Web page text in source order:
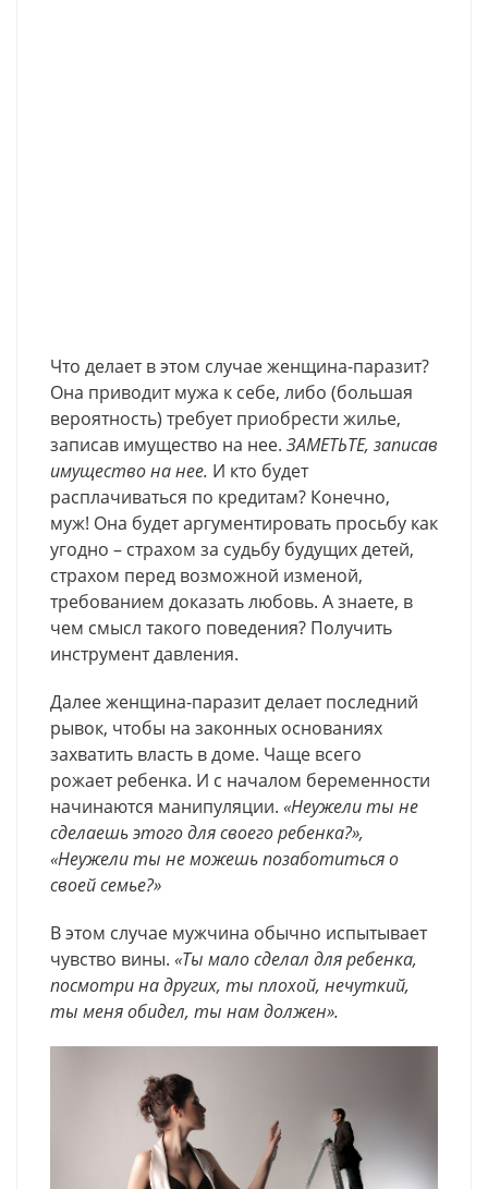
Что делает в этом случае женщина-паразит?
Она приводит мужа к себе, либо (большая
вероятность) требует приобрести жилье,
записав имущество на нее. ЗАМЕТЬТЕ, записав
имущество на нее. И кто будет
расплачиваться по кредитам? Конечно,
муж! Она будет аргументировать просьбу как
угодно – страхом за судьбу будущих детей,
страхом перед возможной изменой,
требованием доказать любовь. А знаете, в
чем смысл такого поведения? Получить
инструмент давления.
Далее женщина-паразит делает последний
рывок, чтобы на законных основаниях
захватить власть в доме. Чаще всего
рожает ребенка. И с началом беременности
начинаются манипуляции. «Неужели ты не
сделаешь этого для своего ребенка?»,
«Неужели ты не можешь позаботиться о
своей семье?»
В этом случае мужчина обычно испытывает
чувство вины. «Ты мало сделал для ребенка,
посмотри на других, ты плохой, нечуткий,
ты меня обидел, ты нам должен».